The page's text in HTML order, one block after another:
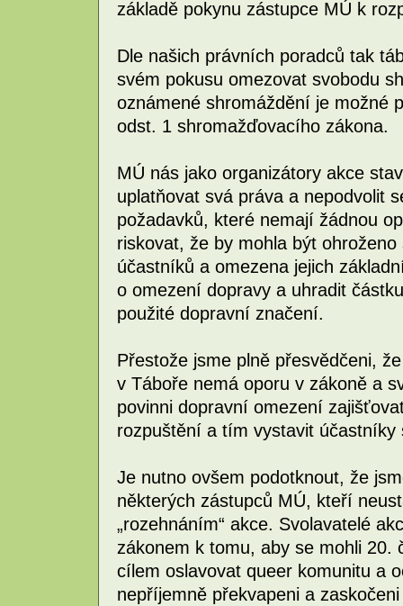
základě pokynu zástupce MÚ k
Dle našich právních poradců tak
svém pokusu omezovat svobodu
oznámené shromáždění je možné
odst. 1 shromažďovacího zákona.
MÚ nás jako organizátory akce
uplatňovat svá práva a nepodvolit
požadavků, které nemají žádnou
riskovat, že by mohla být
účastníků a omezena jejich
o omezení dopravy a uhradit
použité dopravní značení.
Přestože jsme plně přesvědčeni,
v Táboře nemá oporu v zákoně a
povinni dopravní omezení
rozpuštění a tím vystavit
Je nutno ovšem podotknout, že
některých zástupců MÚ, kteří
„rozehnáním“ akce. Svolavatelé
zákonem k tomu, aby se mohli
cílem oslavovat queer komunitu a
nepříjemně překvapeni a